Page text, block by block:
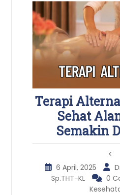
Terapi
Sehat
Semakin
<
6 April, 2025
Sp.THT-KL
0